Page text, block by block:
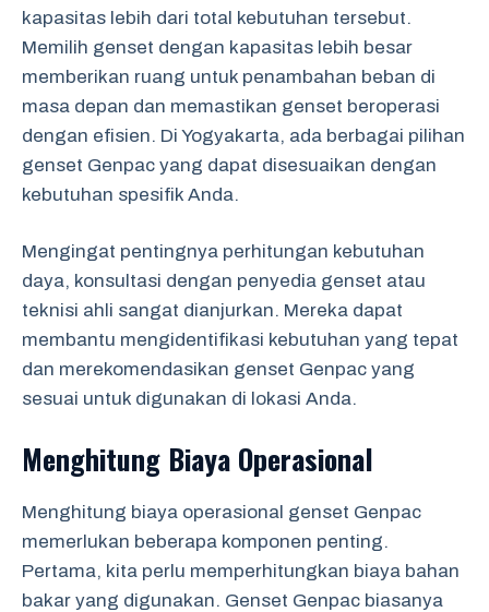
kapasitas lebih dari total kebutuhan tersebut.
Memilih genset dengan kapasitas lebih besar
memberikan ruang untuk penambahan beban di
masa depan dan memastikan genset beroperasi
dengan efisien. Di Yogyakarta, ada berbagai pilihan
genset Genpac yang dapat disesuaikan dengan
kebutuhan spesifik Anda.
Mengingat pentingnya perhitungan kebutuhan
daya, konsultasi dengan penyedia genset atau
teknisi ahli sangat dianjurkan. Mereka dapat
membantu mengidentifikasi kebutuhan yang tepat
dan merekomendasikan genset Genpac yang
sesuai untuk digunakan di lokasi Anda.
Menghitung Biaya Operasional
Menghitung biaya operasional genset Genpac
memerlukan beberapa komponen penting.
Pertama, kita perlu memperhitungkan biaya bahan
bakar yang digunakan. Genset Genpac biasanya